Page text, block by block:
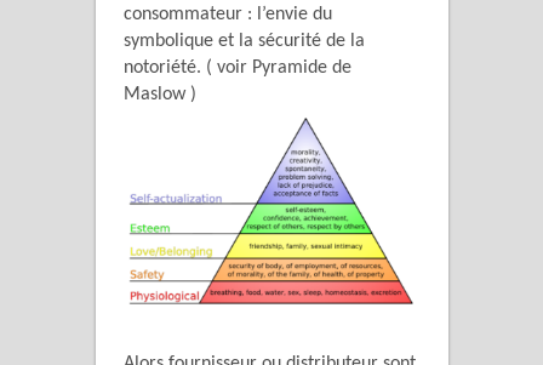
consommateur : l’envie du
symbolique et la sécurité de la
notoriété. ( voir Pyramide de
Maslow )